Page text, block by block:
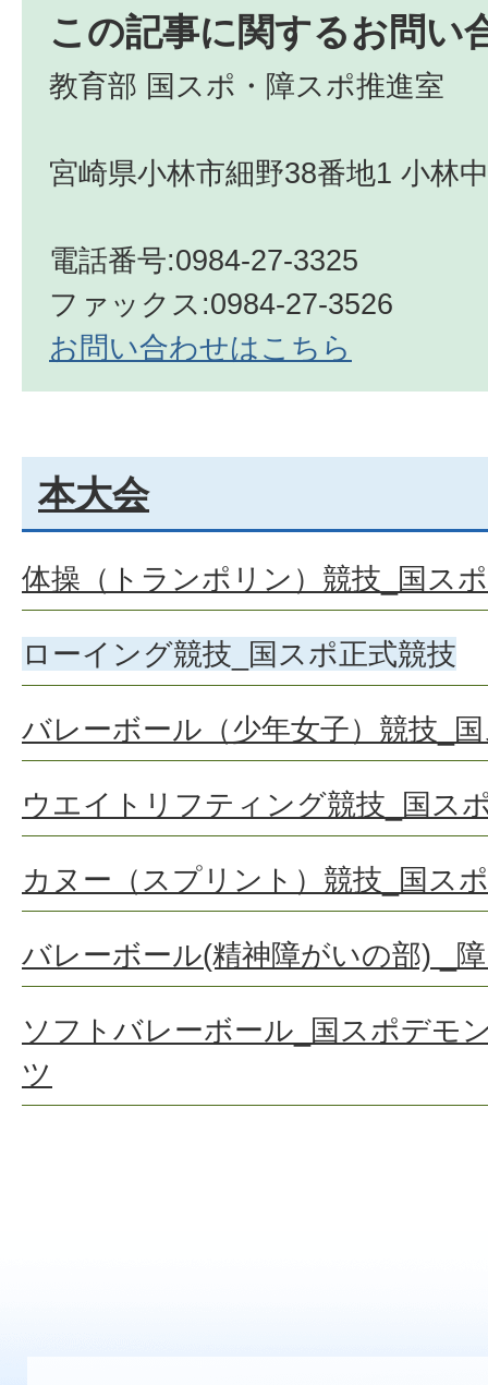
この記事に関するお問い
教育部 国スポ・障スポ推進室
宮崎県小林市細野38番地1 小林
電話番号:0984-27-3325
ファックス:0984-27-3526
お問い合わせはこちら
本大会
体操（トランポリン）競技_国ス
ローイング競技_国スポ正式競技
バレーボール（少年女子）競技_
ウエイトリフティング競技_国ス
カヌー（スプリント）競技_国ス
バレーボール(精神障がいの部) _
ソフトバレーボール_国スポデモ
ツ